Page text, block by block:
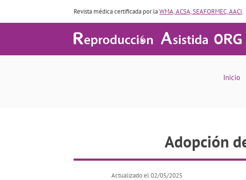
Revista médica certificada por laWMA, ACSA, SEAFORMEC, AACI.
Inicio
Adopción
Actualizado el 02/05/2025